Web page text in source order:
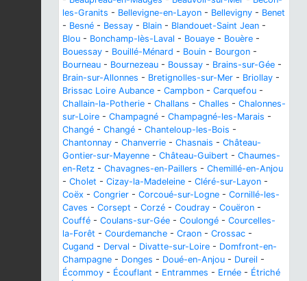
les-Granits - Bellevigne-en-Layon - Bellevigny - Benet
- Besné - Bessay - Blain - Blandouet-Saint Jean -
Blou - Bonchamp-lès-Laval - Bouaye - Bouère -
Bouessay - Bouillé-Ménard - Bouin - Bourgon -
Bourneau - Bournezeau - Boussay - Brains-sur-Gée -
Brain-sur-Allonnes - Bretignolles-sur-Mer - Briollay -
Brissac Loire Aubance - Campbon - Carquefou -
Challain-la-Potherie - Challans - Challes - Chalonnes-
sur-Loire - Champagné - Champagné-les-Marais -
Changé - Changé - Chanteloup-les-Bois -
Chantonnay - Chanverrie - Chasnais - Château-
Gontier-sur-Mayenne - Château-Guibert - Chaumes-
en-Retz - Chavagnes-en-Paillers - Chemillé-en-Anjou
- Cholet - Cizay-la-Madeleine - Cléré-sur-Layon -
Coëx - Congrier - Corcoué-sur-Logne - Cornillé-les-
Caves - Corsept - Corzé - Coudray - Couëron -
Couffé - Coulans-sur-Gée - Coulongé - Courcelles-
la-Forêt - Courdemanche - Craon - Crossac -
Cugand - Derval - Divatte-sur-Loire - Domfront-en-
Champagne - Donges - Doué-en-Anjou - Dureil -
Écommoy - Écouflant - Entrammes - Ernée - Étriché